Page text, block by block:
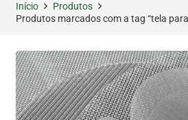
Início
Produtos
Produtos marcados com a tag “tela